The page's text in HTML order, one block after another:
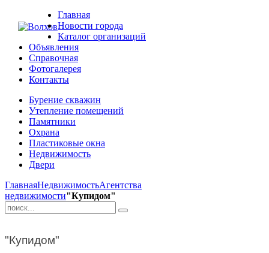
Главная
Новости города
Каталог организаций
Объявления
Справочная
Фотогалерея
Контакты
Бурение скважин
Утепление помещений
Памятники
Охрана
Пластиковые окна
Недвижимость
Двери
ГлавнаяНедвижимостьАгентства
недвижимости"Купидом"
"Купидом"